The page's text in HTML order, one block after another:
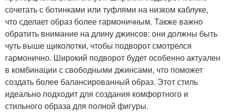
сочетать с ботинками или туфлями на низком каблуке,
что сделает образ более гармоничным. Также важно
обратить внимание на длину джинсов: они должны быть
чуть выше щиколотки, чтобы подворот смотрелся
гармонично. Широкий подворот будет особенно актуален
в комбинации с свободными джинсами, что поможет
создать более балансированный образ. Этот стиль
идеально подходит для создания комфортного и
стильного образа для полной фигуры.